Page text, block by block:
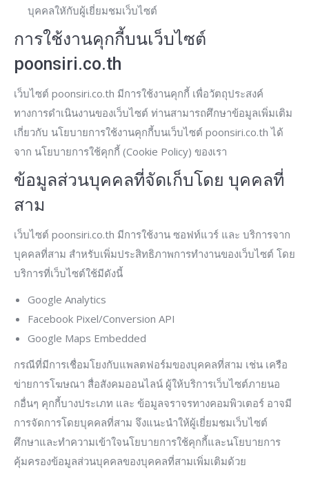
บุคคลใหักับผู้เยี่ยมชมเว็บไซต์
การใช้งานคุกกี้บนเว็บไซต์
poonsiri.co.th
เว็บไซต์ poonsiri.co.th มีการใช้งานคุกกี้ เพื่อวัตถุประสงค์
ทางการดำเนินงานของเว็บไซต์ ท่านสามารถศึกษาข้อมูลเพิ่มเติม
เกี่ยวกับ นโยบายการใช้งานคุกกี้บนเว็บไซต์ poonsiri.co.th ได้
จาก นโยบายการใช้คุกกี้ (Cookie Policy) ของเรา
ข้อมูลส่วนบุคคลที่จัดเก็บโดย บุคคลที่
สาม
เว็บไซต์ poonsiri.co.th มีการใช้งาน ซอฟท์แวร์ และ บริการจาก
บุคคลที่สาม สำหรับเพิ่มประสิทธิภาพการทำงานของเว็บไซต์ โดย
บริการที่เว็บไซต์ใช้มีดังนี้
Google Analytics
Facebook Pixel/Conversion API
Google Maps Embedded
กรณีที่มีการเชื่อมโยงกับแพลตฟอร์มของบุคคลที่สาม เช่น เครือ
ข่ายการโฆษณา สื่อสังคมออนไลน์ ผู้ให้บริการเว็บไซต์ภายนอ
กอื่นๆ คุกกี้บางประเภท และ ข้อมูลจราจรทางคอมพิวเตอร์ อาจมี
การจัดการโดยบุคคลที่สาม จึงแนะนำให้ผู้เยี่ยมชมเว็บไซต์
ศึกษาและทำความเข้าใจนโยบายการใช้คุกกี้และนโยบายการ
คุ้มครองข้อมูลส่วนบุคคลของบุคคลที่สามเพิ่มเติมด้วย